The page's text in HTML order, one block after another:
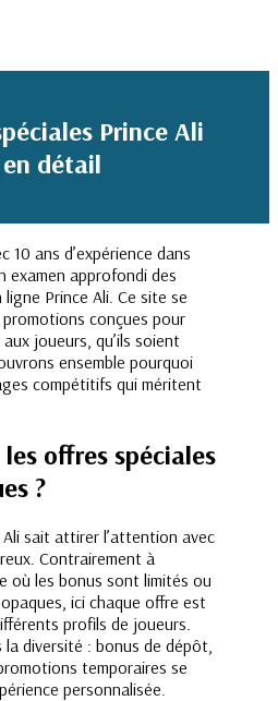
Prince Ali
détail
10 ans d’expérience dans
examen approfondi des
Prince Ali. Ce site se
conçues pour
joueurs, qu’ils soient
ensemble pourquoi
compétitifs qui méritent
les offres spéciales
?
sait attirer l’attention avec
Contrairement à
où les bonus sont limités ou
ici chaque offre est
profils de joueurs.
diversité : bonus de dépôt,
temporaires se
personnalisée.